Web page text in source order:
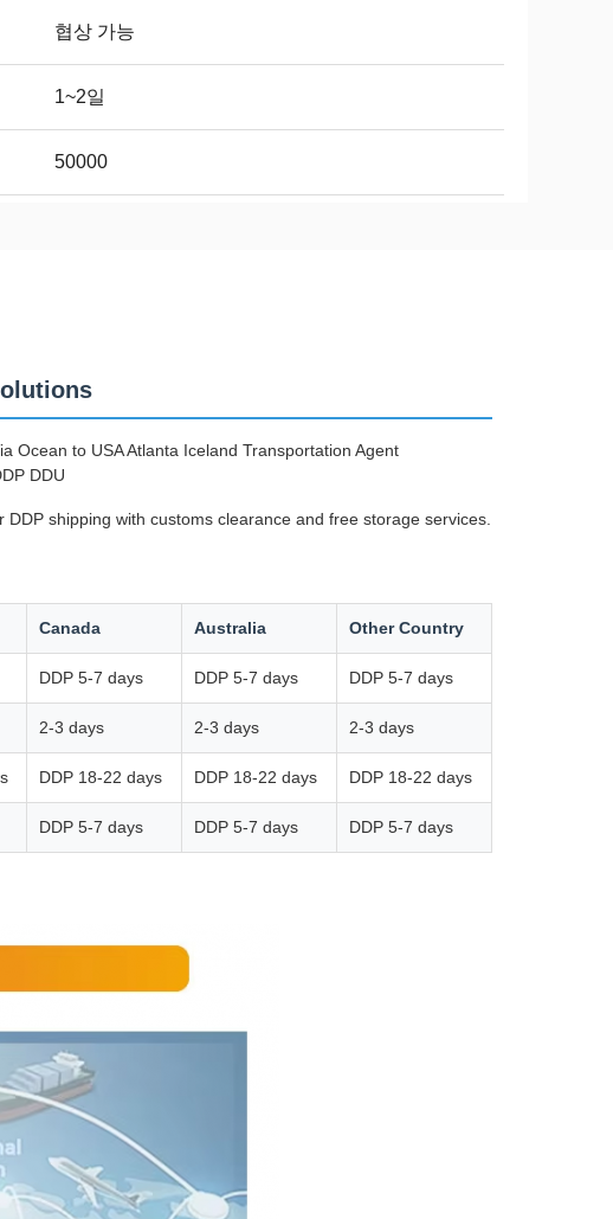
협상 가능
1~2일
50000
Ocean to USA Atlanta Iceland Transportation Agent
DDU
shipping with customs clearance and free storage services.
Canada Australia Other Country
DDP 5-7 days DDP 5-7 days DDP 5-7 days
2-3 days 2-3 days 2-3 days
DDP 18-22 days DDP 18-22 days DDP 18-22 days
DDP 5-7 days DDP 5-7 days DDP 5-7 days